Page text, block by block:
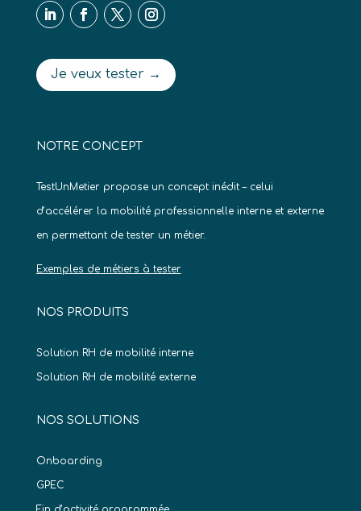
Je veux tester →
NOTRE CONCEPT
TestUnMetier propose un concept inédit – celui
d’accélérer la mobilité professionnelle interne et externe
en permettant de tester un métier.
Exemples de métiers à tester
NOS PRODUITS
Solution RH de mobilité interne
Solution RH de mobilité externe
NOS SOLUTIONS
Onboarding
GPEC